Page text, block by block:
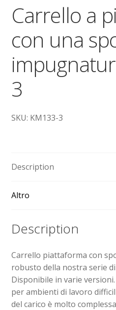
Ordini
Pagamenti
Transpallet
Carrello a
con una
3
SKU: KM133-3
Description
Altro
Description
Carrello piattaforma con
robusto della nostra serie
Disponibile in varie
per ambienti di lavoro
del carico è molto